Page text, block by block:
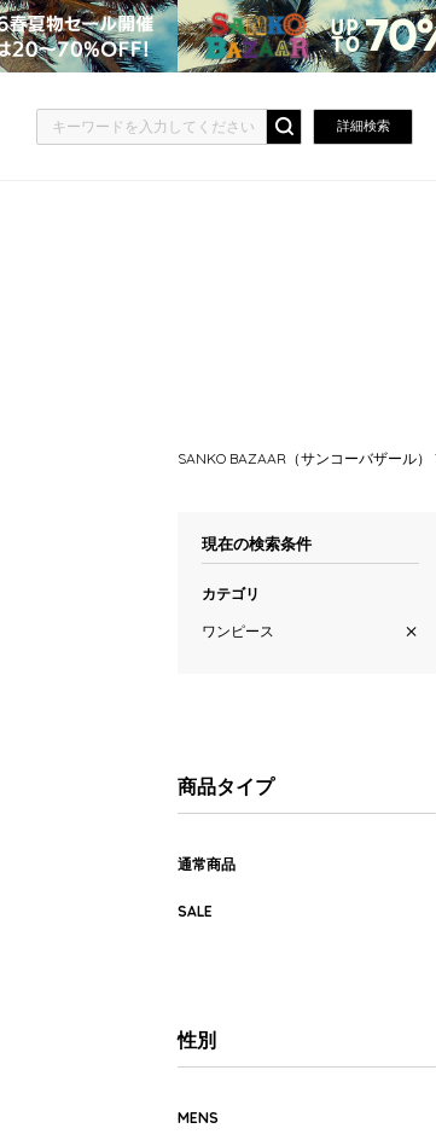
詳細検索
SANKO BAZAAR（サンコーバザール）
現在の検索条件
カテゴリ
ワンピース
商品タイプ
通常商品
SALE
性別
MENS